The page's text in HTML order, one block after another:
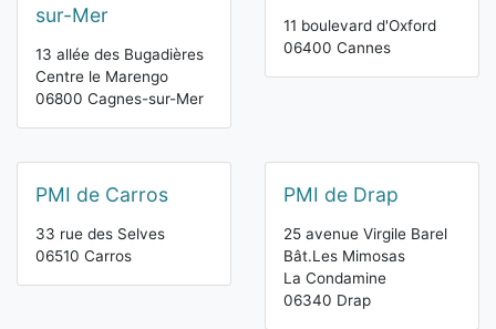
sur-Mer
13 allée des Bugadières
Centre le Marengo
06800 Cagnes-sur-Mer
11 boulevard d'Oxford
06400 Cannes
PMI de Carros
33 rue des Selves
06510 Carros
PMI de Drap
25 avenue Virgile Barel
Bât.Les Mimosas
La Condamine
06340 Drap